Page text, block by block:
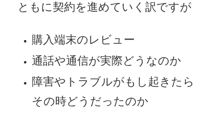
ともに契約を進めていく訳ですが
購入端末のレビュー
通話や通信が実際どうなのか
障害やトラブルがもし起きたら
その時どうだったのか